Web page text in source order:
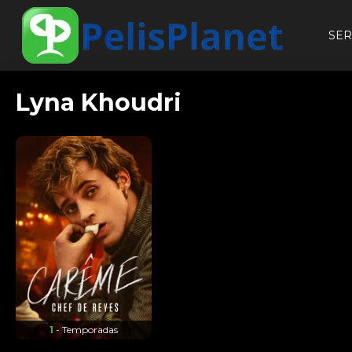
Lyna Khoudri
1 - Temporadas